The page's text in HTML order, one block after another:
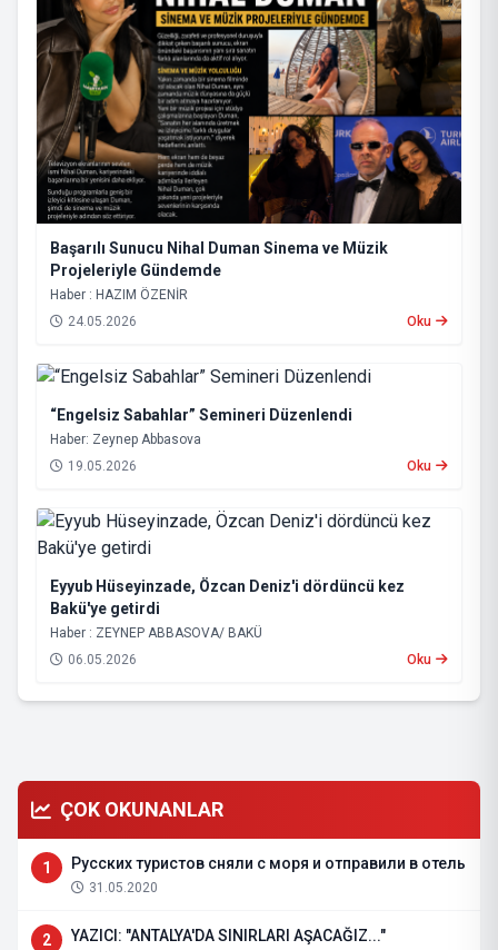
Başarılı Sunucu Nihal Duman Sinema ve Müzik
Projeleriyle Gündemde
Haber : HAZIM ÖZENİR
24.05.2026
Oku
“Engelsiz Sabahlar” Semineri Düzenlendi
Haber: Zeynep Abbasova
19.05.2026
Oku
Eyyub Hüseyinzade, Özcan Deniz'i dördüncü kez
Bakü'ye getirdi
Haber : ZEYNEP ABBASOVA/ BAKÜ
06.05.2026
Oku
ÇOK OKUNANLAR
1 Русских туристов сняли с моря и отправили в отель
31.05.2020
2 YAZICI: "ANTALYA'DA SINIRLARI AŞACAĞIZ..."